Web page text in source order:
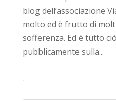
blog dell’associazione
molto ed è frutto di
sofferenza. Ed è tutto
pubblicamente sulla...